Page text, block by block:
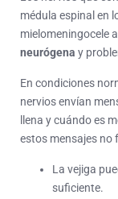
médula espinal en
mielomeningocele
neurógena y
En condiciones
nervios envían
llena y cuándo es
estos mensajes no
La vejiga
suficiente.